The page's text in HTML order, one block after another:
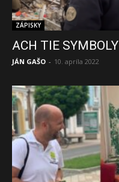
ZÁPISKY
ACH TIE SYMBOLY
JÁN GAŠO - 10. apríla 2022